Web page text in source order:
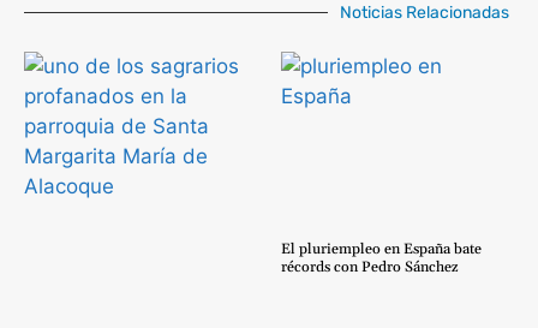
Noticias Relacionadas
El pluriempleo en España bate
récords con Pedro Sánchez